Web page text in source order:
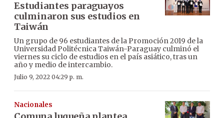
Estudiantes paraguayos
culminaron sus estudios en
Taiwán
Un grupo de 96 estudiantes de la Promoción 2019 de la
Universidad Politécnica Taiwán-Paraguay culminó el
viernes su ciclo de estudios en el país asiático, tras un
año y medio de intercambio.
Julio 9, 2022 04:29 p. m.
Nacionales